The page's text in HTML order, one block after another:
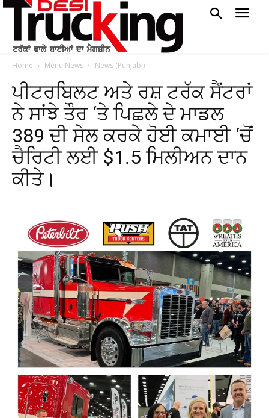
Home Menu News News (Punjabi)
ਪੀਟਰਬਿਲਟ ਅਤੇ ਰਸ਼ ਟਰੱਕ ਸੈਂਟਰਾਂ
ਨੇ ਸਾਂਝੇ ਤੌਰ ‘ਤੇ ਪਿਛਲੇ ਦੇ ਮਾਡਲ
389 ਦੀ ਸੇਲ ਕਰਕੇ ਹੋਈ ਕਮਾਈ ‘ਚੋਂ
ਚੈਰਿਟੀ ਲਈ $1.5 ਮਿਲੀਅਨ ਦਾਨ
ਕੀਤੇ।